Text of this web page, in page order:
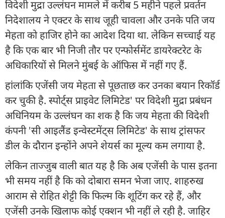
विदेशी मुद्रा उल्लंघन मामले में करीब 5 महीने पहले प्रवर्तन
निदेशालय ने एक्टर के साथ जूही चावला और उनके पति जय
मेहता को हाजिर होने का आदेश दिया था. लेकिन सच्चाई यह
है कि एक बार भी निजी तौर पर एन्फोर्समेंट डायरेक्टरेट के
अधिकारियों से मिलने मुंबई के ऑफिस में नहीं गए हैं.
हांलांकि एजेंसी जय मेहता से पूछताछ कर उनका बयान रिकॉर्ड
कर चुकी है. स्पोर्ट्स प्राइवेट लिमिटेड' पर विदेशी मुद्रा प्रबंधन
अधिनियम के उल्लंघन का शक है कि जय मेहता की विदेशी
कंपनी 'सी आइलैंड इन्वेस्टमेंट्स लिमिटेड' के साथ ट्रांसफर
डील के दौरान इन्होंने अपने शेयर्स का मूल्य कम लगाया है.
लेकिन ताज्जुब वाली बात यह है कि अब एजेंसी के पास इतना
भी समय नहीं है कि को दोबारा समन भेजा जाए. शाहरुख
आराम से रोहित शेट्टी कि फिल्म कि शूटिंग कर रहे हैं, और
एजेंसी उनके खिलाफ कोई एक्शन भी नहीं ले रही है. जाहिर